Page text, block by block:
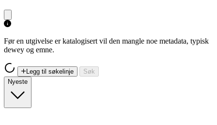
Før en utgivelse er katalogisert vil den mangle noe metadata, typisk
dewey og emne.
Legg til søkelinje
Søk
Nyeste